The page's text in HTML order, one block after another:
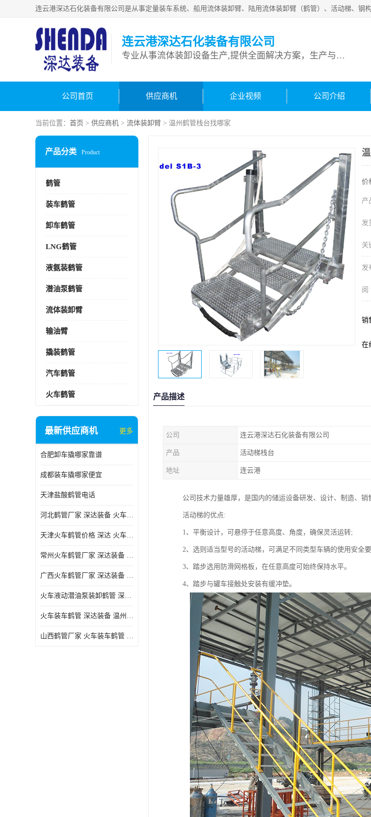
连云港深达石化装备有限公司
专业从事流体装卸设备生产,提供全面解决方案，生产与定制服务
公司首页 供应商机 企业视频 公司介绍
当前位置： 首页 > 供应商机 > 流体装卸臂 > 温州鹤管栈台找哪家
产品分类 Product
鹤管
装车鹤管
卸车鹤管
LNG鹤管
液氨装鹤管
潜油泵鹤管
流体装卸臂
输油臂
撬装鹤管
汽车鹤管
火车鹤管
最新供应商机 更多
合肥卸车撬哪家靠谱
成都装车撬哪家便宜
天津盐酸鹤管电话
河北鹤管厂家 深达装备 火车液动潜油泵装卸鹤管
天津火车鹤管价格 深达 火车鹤管系列
常州火车鹤管厂家 深达装备 火车鹤管系列
广西火车鹤管厂家 深达装备 火车鹤管系列
火车液动潜油泵装卸鹤管 深达装备 安徽火车鹤管厂家
火车装车鹤管 深达装备 温州鹤管价格
山西鹤管厂家 火车装车鹤管 深达
价
产
发
关
发
阅
销
在
产品描述
公司 连云港深达石化装备有限公司
产品 活动梯栈台
地址 连云港
公司技术力量雄厚，是国内的储运设备研发、设计、制造、销
活动梯的优点:
1、平衡设计，可悬停于任意高度、角度，确保灵活运转;
2、选则适当型号的活动梯，可满足不同类型车辆的使用安全
3、踏步选用防滑网格板，在任意高度可始终保持水平。
4、踏步与罐车接触处安装有缓冲垫。